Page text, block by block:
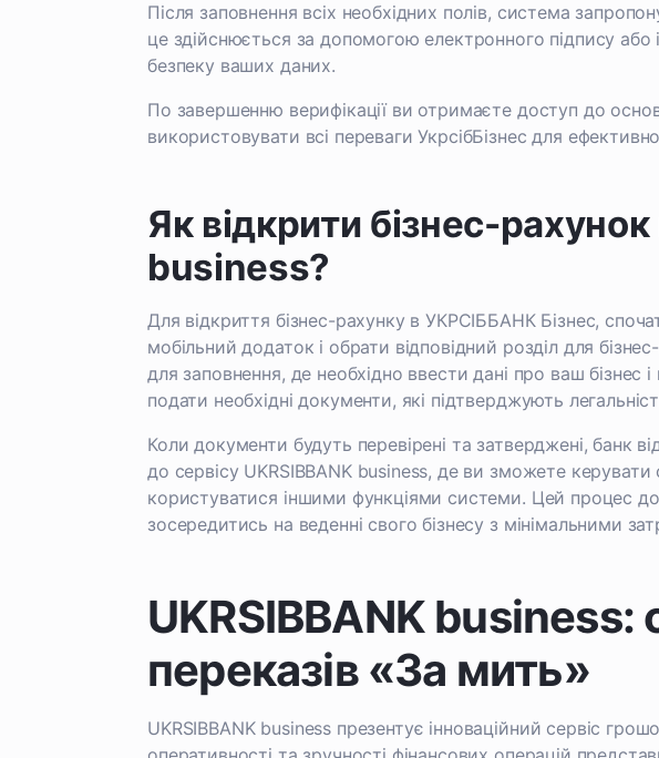
Після заповнення всіх необхідних полів, система
це здійснюється за допомогою електронного підпису або
безпеку ваших даних.
По завершенню верифікації ви отримаєте доступ до
використовувати всі переваги УкрсібБізнес для
Як відкрити бізнес-
business?
Для відкриття бізнес-рахунку в УКРСІББАНК Бізнес,
мобільний додаток і обрати відповідний розділ для
для заповнення, де необхідно ввести дані про ваш бізнес
подати необхідні документи, які підтверджують
Коли документи будуть перевірені та затверджені, банк
до сервісу UKRSIBBANK business, де ви зможете
користуватися іншими функціями системи. Цей процес
зосередитись на веденні свого бізнесу з мінімальними
UKRSIBBANK
переказів «За мить»
UKRSIBBANK business презентує інноваційний сервіс